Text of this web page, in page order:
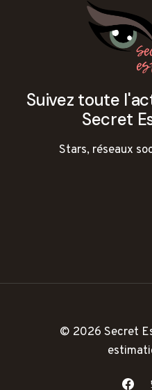
Suivez toute
Secret
Stars, réseaux
© 2026 Secret